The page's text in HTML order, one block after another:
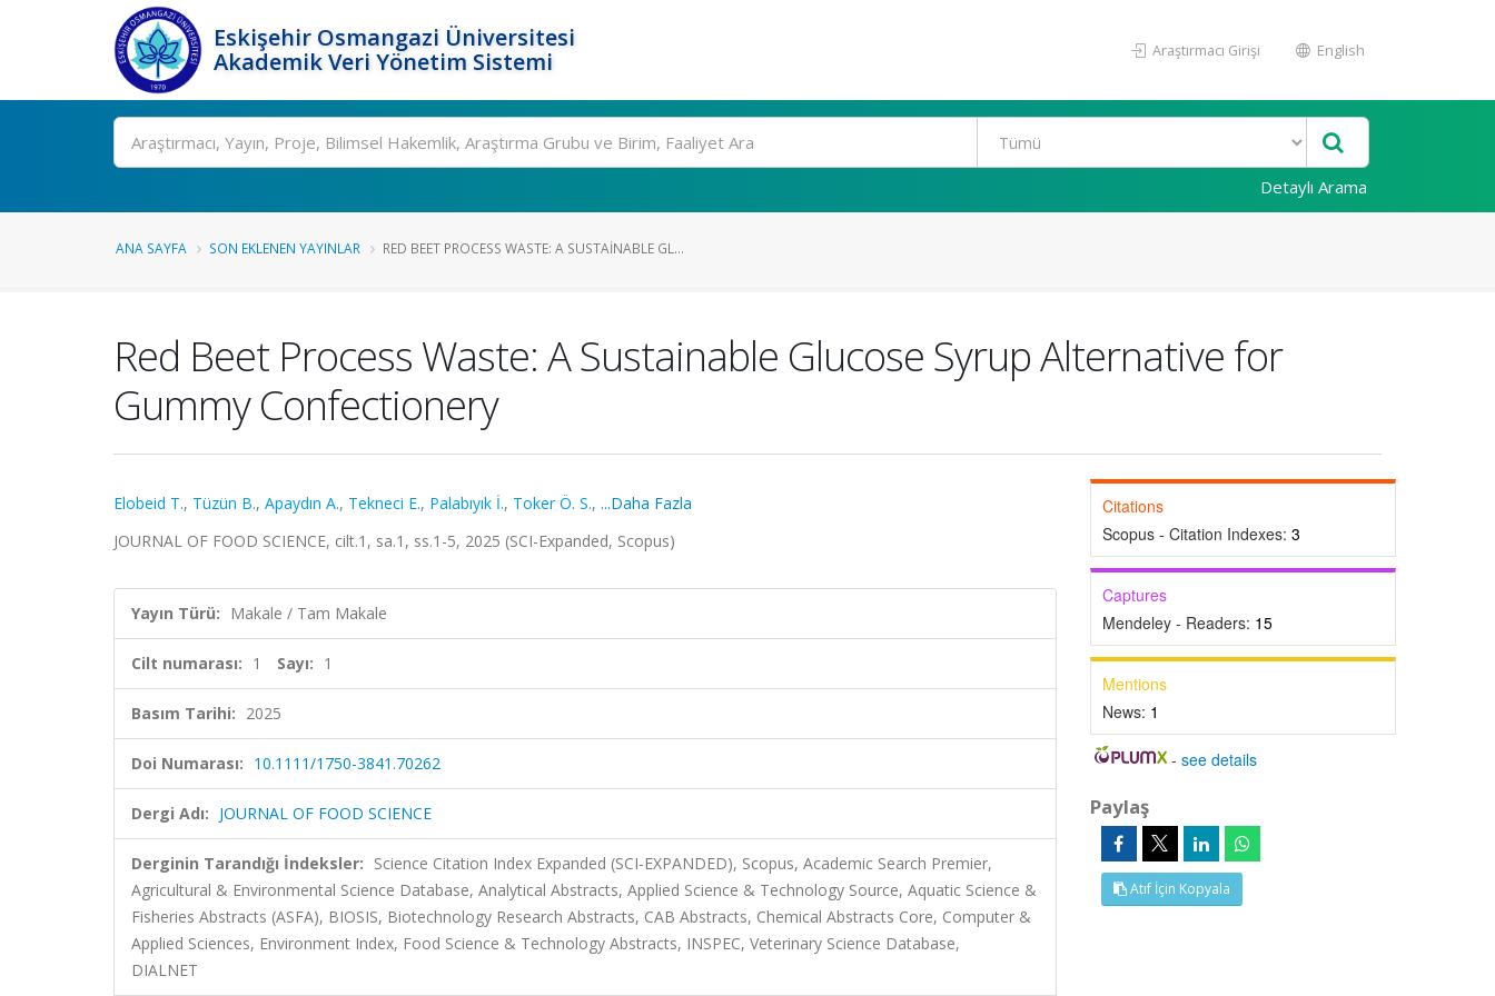
Eskişehir Osmangazi Üniversitesi
Akademik Veri Yönetim Sistemi
Araştırmacı Girişi English
Ara
Detaylı Arama
ANA SAYFA SON EKLENEN YAYINLAR RED BEET PROCESS WASTE: A SUSTAINABLE GL...
Red Beet Process Waste: A Sustainable Glucose Syrup Alternative for
Gummy Confectionery
Elobeid T., Tüzün B., Apaydın A., Tekneci E., Palabıyık İ., Toker Ö. S., ...Daha Fazla
JOURNAL OF FOOD SCIENCE, cilt.1, sa.1, ss.1-5, 2025 (SCI-Expanded, Scopus)
Yayın Türü: Makale / Tam Makale
Cilt numarası: 1 Sayı: 1
Basım Tarihi: 2025
Doi Numarası: 10.1111/1750-3841.70262
Dergi Adı: JOURNAL OF FOOD SCIENCE
Derginin Tarandığı İndeksler: Science Citation Index Expanded (SCI-EXPANDED), Scopus, Academic Search Premier,
Agricultural & Environmental Science Database, Analytical Abstracts, Applied Science & Technology Source, Aquatic Science &
Fisheries Abstracts (ASFA), BIOSIS, Biotechnology Research Abstracts, CAB Abstracts, Chemical Abstracts Core, Computer &
Applied Sciences, Environment Index, Food Science & Technology Abstracts, INSPEC, Veterinary Science Database,
DIALNET
Citations
Scopus - Citation Indexes: 3
Captures
Mendeley - Readers: 15
Mentions
News: 1
-see details
Paylaş
Atıf İçin Kopyala